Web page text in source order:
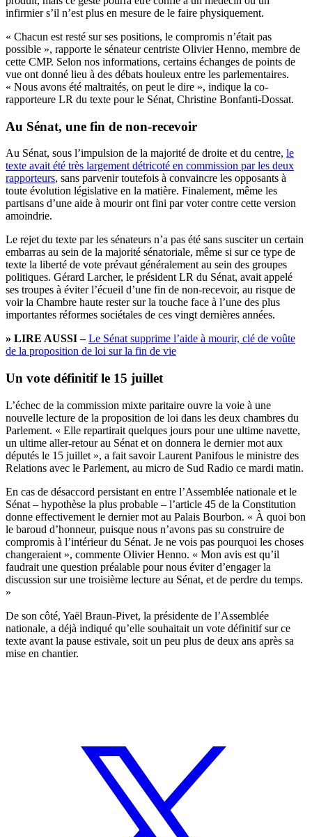
infirmier s’il n’est plus en mesure de le faire physiquement.
« Chacun est resté sur ses positions, le compromis n’était pas
possible », rapporte le sénateur centriste Olivier Henno, membre de
cette CMP. Selon nos informations, certains échanges de points de
vue ont donné lieu à des débats houleux entre les parlementaires.
« Nous avons été maltraités, on peut le dire », indique la co-
rapporteure LR du texte pour le Sénat, Christine Bonfanti-Dossat.
Au Sénat, une fin de non-recevoir
Au Sénat, sous l’impulsion de la majorité de droite et du centre, le
texte avait été très largement détricoté en commission par les deux
rapporteurs, sans parvenir toutefois à convaincre les opposants à
toute évolution législative en la matière. Finalement, même les
partisans d’une aide à mourir ont fini par voter contre cette version
amoindrie.
Le rejet du texte par les sénateurs n’a pas été sans susciter un certain
embarras au sein de la majorité sénatoriale, même si sur ce type de
texte la liberté de vote prévaut généralement au sein des groupes
politiques. Gérard Larcher, le président LR du Sénat, avait appelé
ses troupes à éviter l’écueil d’une fin de non-recevoir, au risque de
voir la Chambre haute rester sur la touche face à l’une des plus
importantes réformes sociétales de ces vingt dernières années.
» LIRE AUSSI – Le Sénat supprime l’aide à mourir, clé de voûte
de la proposition de loi sur la fin de vie
Un vote définitif le 15 juillet
L’échec de la commission mixte paritaire ouvre la voie à une
nouvelle lecture de la proposition de loi dans les deux chambres du
Parlement. « Elle repartirait quelques jours pour une ultime navette,
un ultime aller-retour au Sénat et on donnera le dernier mot aux
députés le 15 juillet », a fait savoir Laurent Panifous le ministre des
Relations avec le Parlement, au micro de Sud Radio ce mardi matin.
En cas de désaccord persistant en entre l’Assemblée nationale et le
Sénat – hypothèse la plus probable – l’article 45 de la Constitution
donne effectivement le dernier mot au Palais Bourbon. « À quoi bon
le baroud d’honneur, puisque nous n’avons pas su construire de
compromis à l’intérieur du Sénat. Je ne vois pas pourquoi les choses
changeraient », commente Olivier Henno. « Mon avis est qu’il
faudrait une question préalable pour nous éviter d’engager la
discussion sur une troisième lecture au Sénat, et de perdre du temps.
»
De son côté, Yaël Braun-Pivet, la présidente de l’Assemblée
nationale, a déjà indiqué qu’elle souhaitait un vote définitif sur ce
texte avant la pause estivale, soit un peu plus de deux ans après sa
mise en chantier.